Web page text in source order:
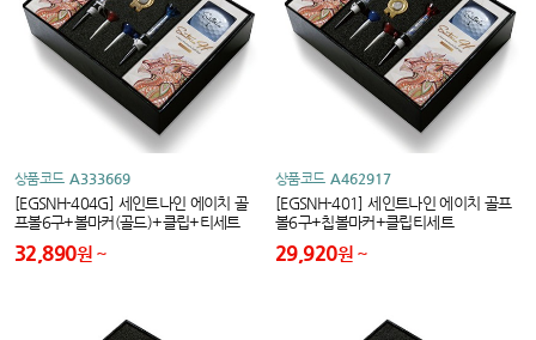
상품코드 A333669
[EGSNH-404G] 세인트나인 에이치 골
프볼6구+볼마커(골드)+클립+티세트
32,890원
상품코드 A462917
[EGSNH-401] 세인트나인 에이치 골프
볼6구+칩볼마커+클립티세트
29,920원